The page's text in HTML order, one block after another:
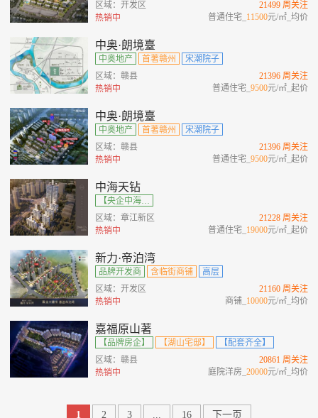
区域：开发区
热销中
21499 周关注
普通住宅_ 11500元/㎡_均价
中奥·朗境臺
中奥地产 首著赣州
宋潮院子
区域：赣县
热销中
21396 周关注
普通住宅_9500元/㎡_起价
中奥·朗境臺
中奥地产 首著赣州
宋潮院子
区域：赣县
热销中
21396 周关注
普通住宅_9500元/㎡_起价
中海天钻
【央企中海】【双轴金脊】【宋式大宅】【高端圈层】
区域：章江新区
热销中
21228 周关注
普通住宅_ 19000元/㎡_起价
新力·帝泊湾
品牌开发商 含临街商铺
高层
区域：开发区
热销中
21160 周关注
商铺_ 10000元/㎡_均价
嘉福原山著
【品牌房企】 【湖山宅邸】
【配套齐全】
区域：赣县
热销中
20861 周关注
庭院洋房_20000元/㎡_均价
1 2 3 ... 16 下一页